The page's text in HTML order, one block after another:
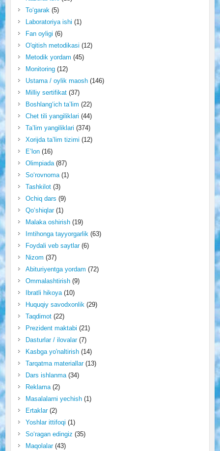
To‘garak(5)
Laboratoriya ishi (1)
Fan oyligi (6)
O'qitish metodikasi (12)
Metodik yordam (45)
Monitoring(12)
Ustama / oylik maosh(146)
Milliy sertifikat(37)
Boshlang‘ich ta’lim (22)
Chet tili yangiliklari (44)
Ta’lim yangiliklari (374)
Xorijda ta’lim tizimi (12)
E’lon(16)
Olimpiada(87)
So‘rovnoma(1)
Tashkilot(3)
Ochiq dars (9)
Qo‘shiqlar(1)
Malaka oshirish(19)
Imtihonga tayyorgarlik(63)
Foydali veb saytlar(6)
Nizom (37)
Abituriyentga yordam (72)
Ommalashtirish(9)
Ibratli hikoya(10)
Huquqiy savodxonlik(29)
Taqdimot(22)
Prezident maktabi (21)
Dasturlar / ilovalar(7)
Kasbga yo'naltirish(14)
Tarqatma materiallar(13)
Dars ishlanma(34)
Reklama(2)
Masalalarni yechish(1)
Ertaklar(2)
Yoshlar ittifoqi (1)
So‘ragan edingiz (35)
Maqolalar(43)